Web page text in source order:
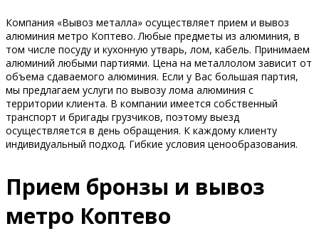
Компания «Вывоз металла» осуществляет прием и вывоз
алюминия метро Коптево. Любые предметы из алюминия, в
том числе посуду и кухонную утварь, лом, кабель. Принимаем
алюминий любыми партиями. Цена на металлолом зависит от
объема сдаваемого алюминия. Если у Вас большая партия,
мы предлагаем услуги по вывозу лома алюминия с
территории клиента. В компании имеется собственный
транспорт и бригады грузчиков, поэтому выезд
осуществляется в день обращения. К каждому клиенту
индивидуальный подход. Гибкие условия ценообразования.
Прием бронзы и вывоз
метро Коптево